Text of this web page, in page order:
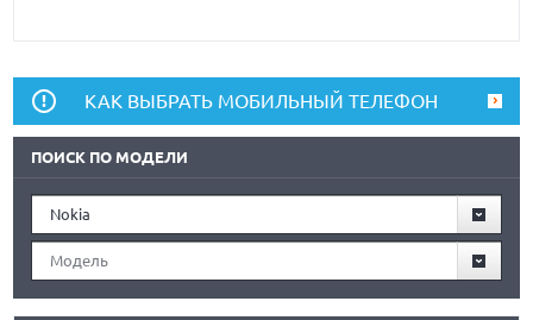
КАК ВЫБРАТЬ МОБИЛЬНЫЙ ТЕЛЕФОН
ПОИСК ПО МОДЕЛИ
Nokia
Модель